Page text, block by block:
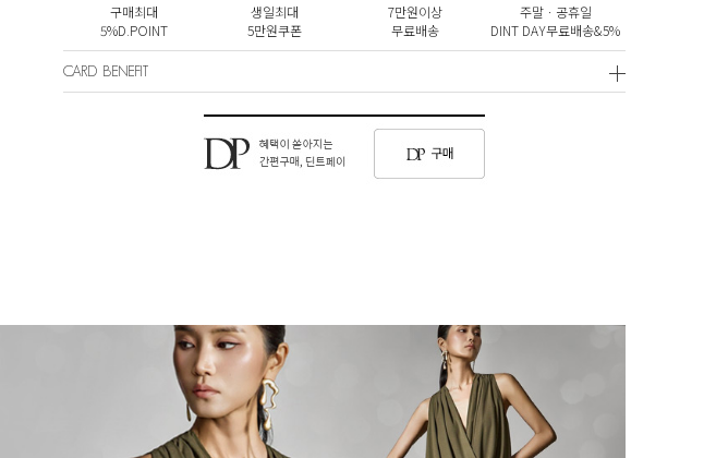
구매최대
5%D.POINT
생일최대
5만원쿠폰
7만원이상
무료배송
주말ㆍ공휴일
DINT DAY무료배송&5%
CARD BENEFIT